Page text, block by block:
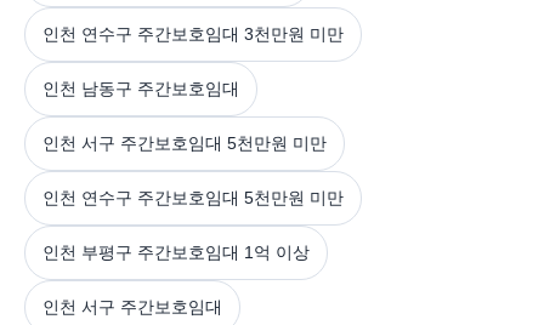
인천 연수구 주간보호임대 3천만원 미만
인천 남동구 주간보호임대
인천 서구 주간보호임대 5천만원 미만
인천 연수구 주간보호임대 5천만원 미만
인천 부평구 주간보호임대 1억 이상
인천 서구 주간보호임대